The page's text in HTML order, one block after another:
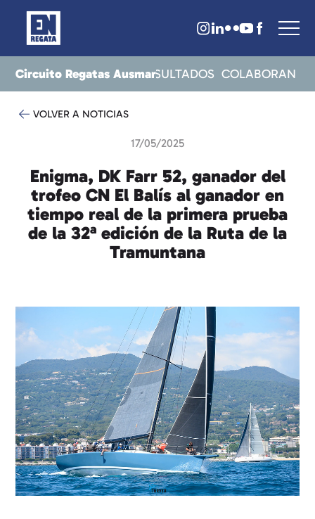
Circuito Regatas Ausmar
NOTICIAS TOA RESULTADOS COLABORAN
VOLVER A NOTICIAS
17/05/2025
Enigma, DK Farr 52, ganador del
trofeo CN El Balís al ganador en
tiempo real de la primera prueba
de la 32ª edición de la Ruta de la
Tramuntana